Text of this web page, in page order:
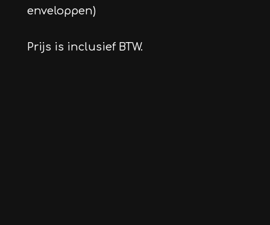
enveloppen)
Prijs is inclusief BTW.